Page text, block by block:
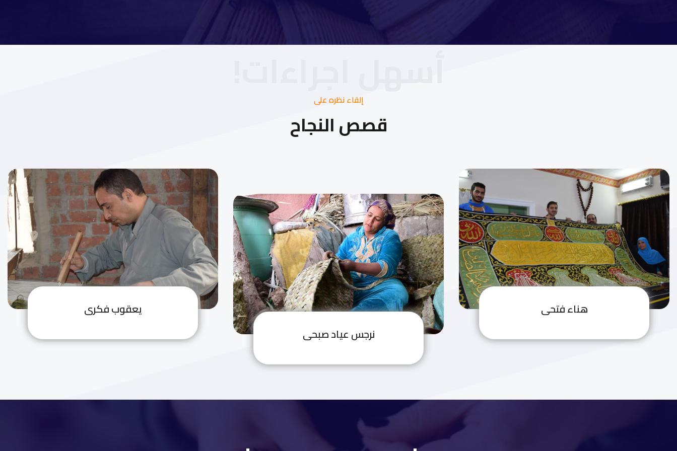
إلقاء نظره على
قصص النجاح
هناء فتحى
نرجس عياد صبحى
يعقوب فكرى